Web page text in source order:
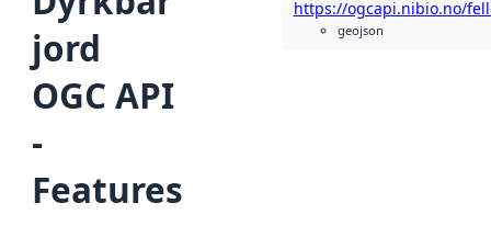
jord
OGC API
-
Features
https://ogcapi.nibio.no/
geojson